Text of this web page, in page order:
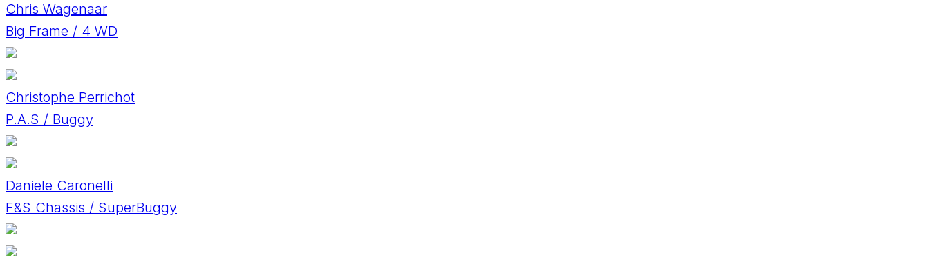
Chris Wagenaar
Big Frame / 4 WD
Christophe Perrichot
P.A.S / Buggy
Daniele Caronelli
F&S Chassis / SuperBuggy